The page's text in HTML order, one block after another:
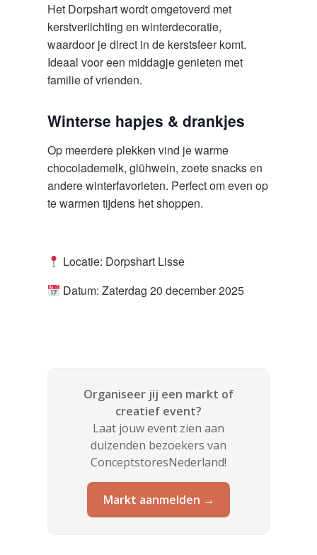
Het Dorpshart wordt omgetoverd met
kerstverlichting en winterdecoratie,
waardoor je direct in de kerstsfeer komt.
Ideaal voor een middagje genieten met
familie of vrienden.
Winterse hapjes & drankjes
Op meerdere plekken vind je warme
chocolademelk, glühwein, zoete snacks en
andere winterfavorieten. Perfect om even op
te warmen tijdens het shoppen.
Locatie: Dorpshart Lisse
Datum: Zaterdag 20 december 2025
Organiseer jij een markt of
creatief event?
Laat jouw event zien aan
duizenden bezoekers van
ConceptstoresNederland!
Markt aanmelden →